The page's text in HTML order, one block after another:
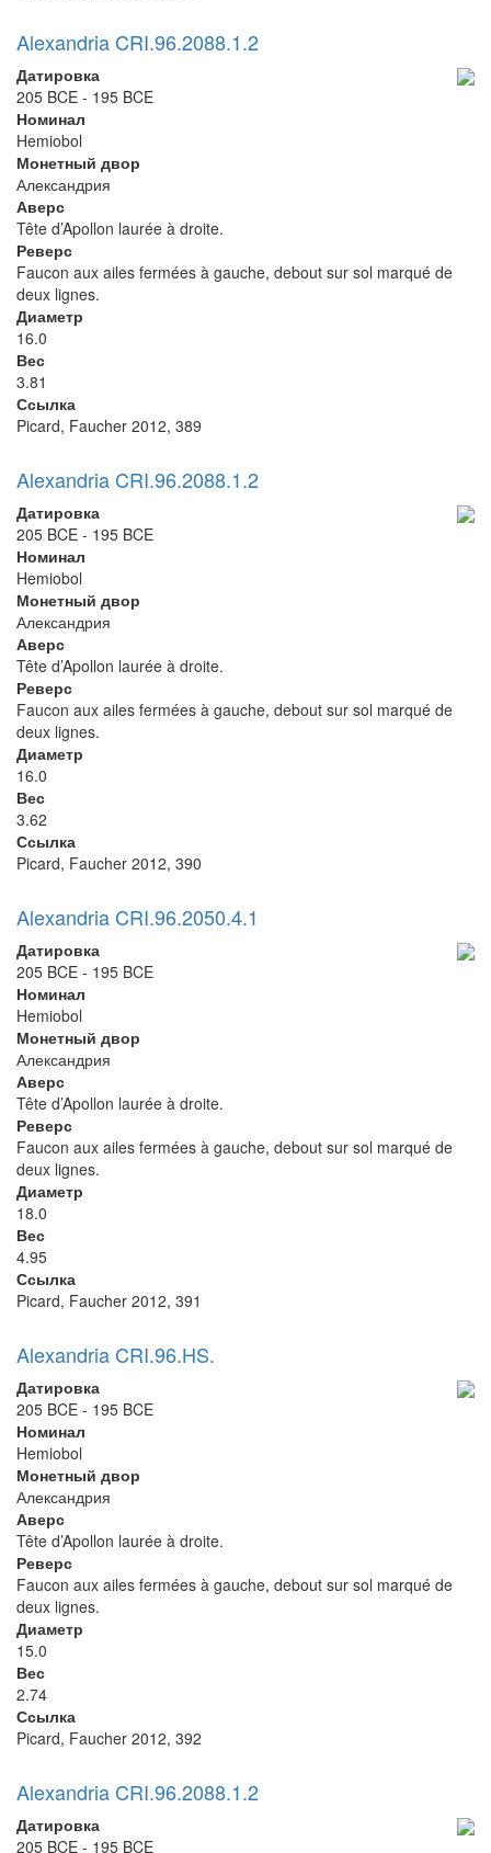
Alexandria CRI.96.2088.1.2
Датировка
205 BCE - 195 BCE
Номинал
Hemiobol
Монетный двор
Александрия
Аверс
Tête d’Apollon laurée à droite.
Реверс
Faucon aux ailes fermées à gauche, debout sur sol marqué de
deux lignes.
Диаметр
16.0
Вес
3.81
Ссылка
Picard, Faucher 2012, 389
Alexandria CRI.96.2088.1.2
Датировка
205 BCE - 195 BCE
Номинал
Hemiobol
Монетный двор
Александрия
Аверс
Tête d’Apollon laurée à droite.
Реверс
Faucon aux ailes fermées à gauche, debout sur sol marqué de
deux lignes.
Диаметр
16.0
Вес
3.62
Ссылка
Picard, Faucher 2012, 390
Alexandria CRI.96.2050.4.1
Датировка
205 BCE - 195 BCE
Номинал
Hemiobol
Монетный двор
Александрия
Аверс
Tête d’Apollon laurée à droite.
Реверс
Faucon aux ailes fermées à gauche, debout sur sol marqué de
deux lignes.
Диаметр
18.0
Вес
4.95
Ссылка
Picard, Faucher 2012, 391
Alexandria CRI.96.HS.
Датировка
205 BCE - 195 BCE
Номинал
Hemiobol
Монетный двор
Александрия
Аверс
Tête d’Apollon laurée à droite.
Реверс
Faucon aux ailes fermées à gauche, debout sur sol marqué de
deux lignes.
Диаметр
15.0
Вес
2.74
Ссылка
Picard, Faucher 2012, 392
Alexandria CRI.96.2088.1.2
Датировка
205 BCE - 195 BCE